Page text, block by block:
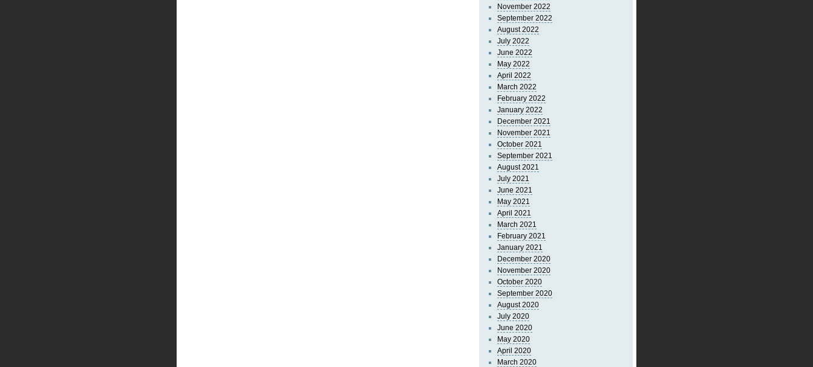
November 2022
September 2022
August 2022
July 2022
June 2022
May 2022
April 2022
March 2022
February 2022
January 2022
December 2021
November 2021
October 2021
September 2021
August 2021
July 2021
June 2021
May 2021
April 2021
March 2021
February 2021
January 2021
December 2020
November 2020
October 2020
September 2020
August 2020
July 2020
June 2020
May 2020
April 2020
March 2020